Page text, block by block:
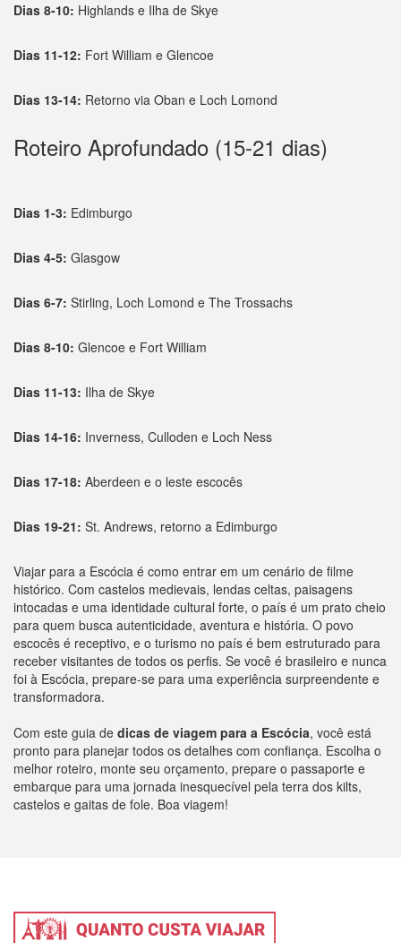
Dias 8-10: Highlands e Ilha de Skye
Dias 11-12: Fort William e Glencoe
Dias 13-14: Retorno via Oban e Loch Lomond
Roteiro Aprofundado (15-21 dias)
Dias 1-3: Edimburgo
Dias 4-5: Glasgow
Dias 6-7: Stirling, Loch Lomond e The Trossachs
Dias 8-10: Glencoe e Fort William
Dias 11-13: Ilha de Skye
Dias 14-16: Inverness, Culloden e Loch Ness
Dias 17-18: Aberdeen e o leste escocês
Dias 19-21: St. Andrews, retorno a Edimburgo
Viajar para a Escócia é como entrar em um cenário de filme
histórico. Com castelos medievais, lendas celtas, paisagens
intocadas e uma identidade cultural forte, o país é um prato cheio
para quem busca autenticidade, aventura e história. O povo
escocês é receptivo, e o turismo no país é bem estruturado para
receber visitantes de todos os perfis. Se você é brasileiro e nunca
foi à Escócia, prepare-se para uma experiência surpreendente e
transformadora.
Com este guia de dicas de viagem para a Escócia, você está
pronto para planejar todos os detalhes com confiança. Escolha o
melhor roteiro, monte seu orçamento, prepare o passaporte e
embarque para uma jornada inesquecível pela terra dos kilts,
castelos e gaitas de fole. Boa viagem!